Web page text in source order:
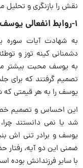
نقش را بازنگرى و تحلیل
1-روابط انفعالى یوسف با برادران
به شهادت آیات سوره
دشمنانى کینه توز و
به یوسف محبت‌ بیشتر می
تصمیم گرفتند که براى
یوسف را به هر قیمتى که
این احساس و تصمیم
شد یا نمی دانستند
یوسف و برادر تنی اش
ضمنى این دو آیه،
با سایر فرزندانش بوده